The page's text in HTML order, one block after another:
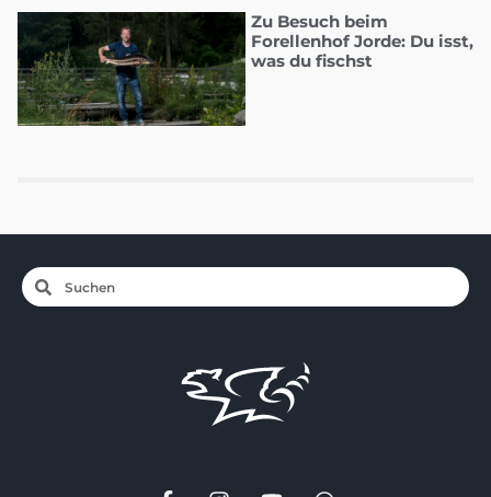
Zu Besuch beim
Forellenhof Jorde: Du isst,
was du fischst